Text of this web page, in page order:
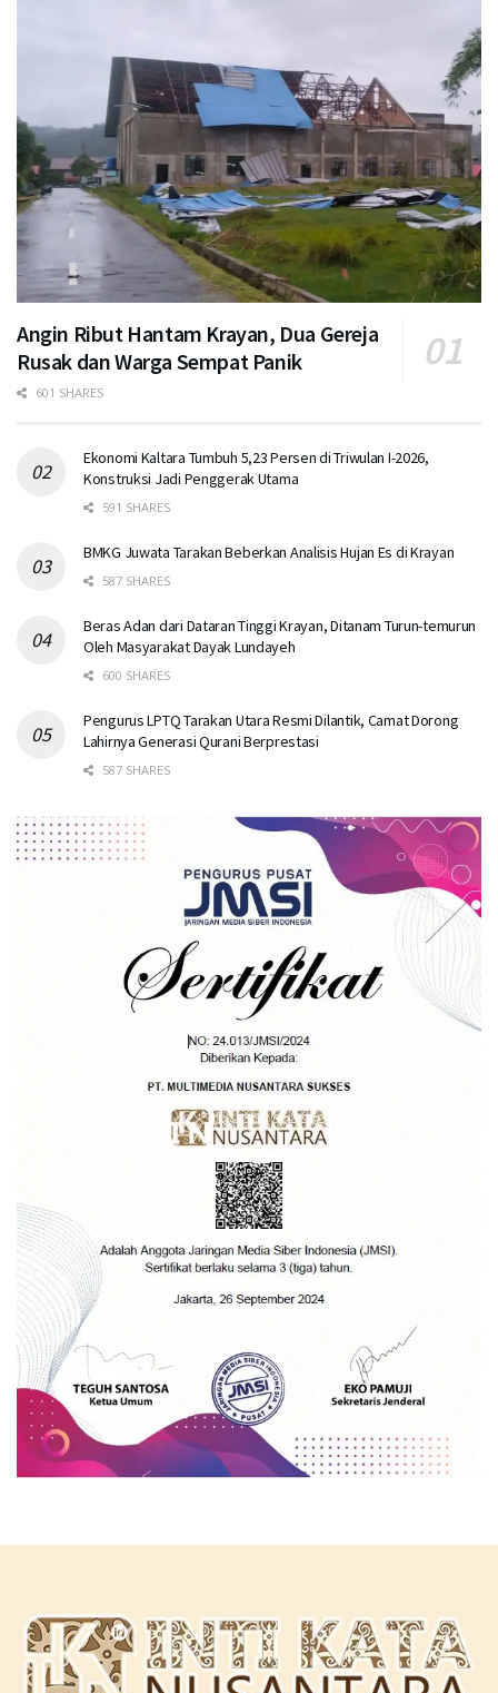
Angin Ribut Hantam Krayan, Dua Gereja
Rusak dan Warga Sempat Panik
601 SHARES
Ekonomi Kaltara Tumbuh 5,23 Persen di Triwulan I-2026,
Konstruksi Jadi Penggerak Utama
591 SHARES
BMKG Juwata Tarakan Beberkan Analisis Hujan Es di Krayan
587 SHARES
Beras Adan dari Dataran Tinggi Krayan, Ditanam Turun-temurun
Oleh Masyarakat Dayak Lundayeh
600 SHARES
Pengurus LPTQ Tarakan Utara Resmi Dilantik, Camat Dorong
Lahirnya Generasi Qurani Berprestasi
587 SHARES